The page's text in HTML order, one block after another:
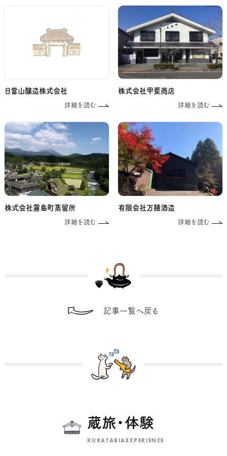
日當山醸造株式会社
詳細を読む
株式会社甲斐商店
詳細を読む
株式会社霧島町蒸留所
詳細を読む
有限会社万膳酒造
詳細を読む
記事一覧へ戻る
蔵旅・体験
KURATABI&EXPERIENCE